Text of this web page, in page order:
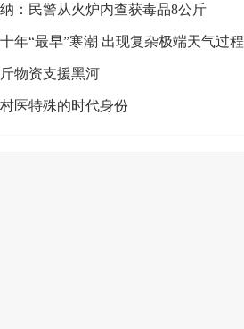
：民警从火炉内查获毒品8公斤
年“最早”寒潮 出现复杂极端天气过程
物资支援黑河
医特殊的时代身份